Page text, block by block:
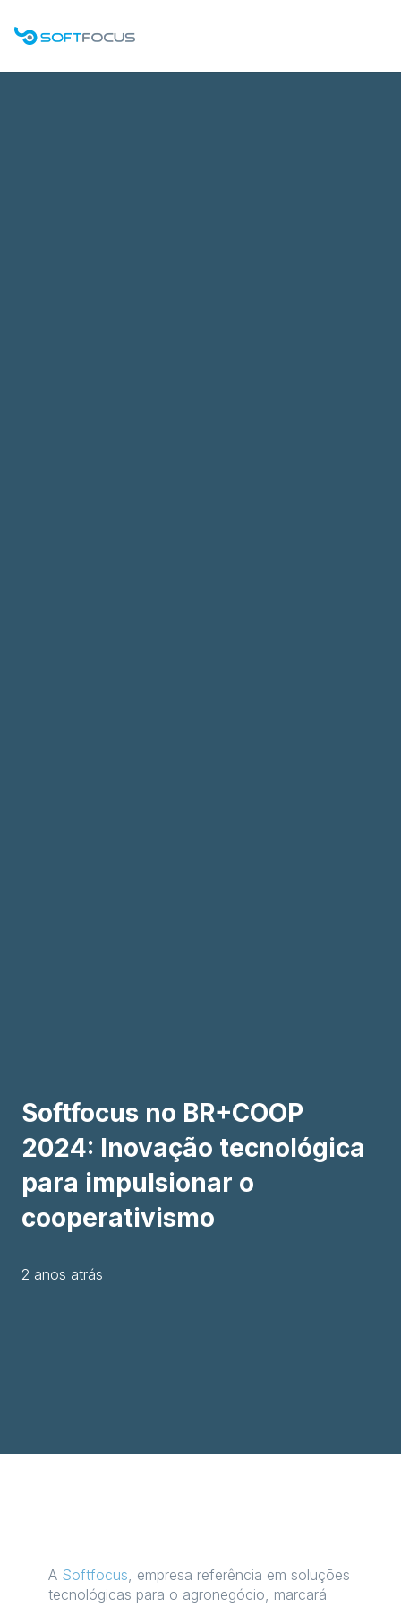
Softfocus no BR+COOP
2024: Inovação tecnológica
para impulsionar o
cooperativismo
2 anos atrás
A Softfocus, empresa referência em soluções
tecnológicas para o agronegócio, marcará